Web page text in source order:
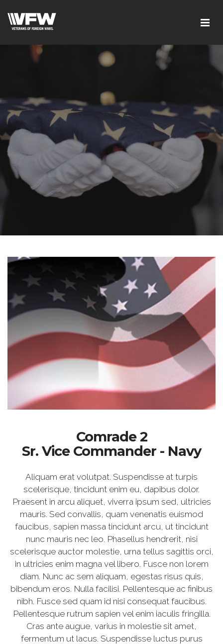
Comrade 2
Sr. Vice Commander - Navy
Aliquam erat volutpat. Suspendisse at turpis
scelerisque, tincidunt enim eu, dapibus dolor.
Praesent in arcu aliquet, viverra ipsum sed, ultricies
mauris. Sed convallis, quam venenatis euismod
faucibus, sapien massa tincidunt arcu, ut tincidunt
nunc mauris nec leo. Phasellus hendrerit, nisi
scelerisque auctor molestie, urna tellus sagittis orci,
in ultricies enim magna vel libero. Fusce non lorem
diam. Nunc ac sem aliquam, egestas risus quis,
bibendum eros. Nulla facilisi. Pellentesque ac finibus
nibh. Fusce sed quam id nisi consequat faucibus.
Pellentesque rutrum sapien vel enim iaculis fringilla.
Cras ante augue, varius in molestie sit amet,
fermentum ut lacus. Suspendisse luctus purus